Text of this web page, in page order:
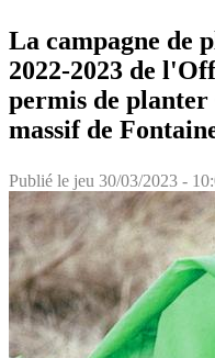
La campagne de
2022-2023 de
permis de planter
massif de
Publié le jeu 30/03/2023 -